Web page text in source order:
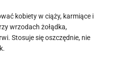
kobiety w ciąży, karmiące i
wrzodach żołądka,
Stosuje się oszczędnie, nie